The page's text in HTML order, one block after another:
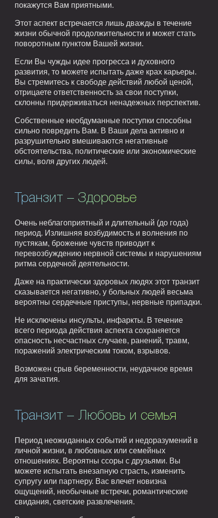
покажутся Вам приятными.
Этот аспект встречается лишь дважды в течение
жизни обычной продолжительности и может стать
поворотным пунктом Вашей жизни.
Если Вы чужды идее прогресса и духовного
развития, то можете испытать даже крах карьеры.
Вы стремитесь к свободе действий любой ценой,
отрицаете ответственность за свои поступки,
склонны придерживаться ненадежных перспектив.
Собственные необдуманные поступки способны
сильно повредить Вам. В Ваши дела активно и
разрушительно вмешиваются негативные
обстоятельства, политические или экономические
силы, воля других людей.
Транзит – Здоровье
Очень неблагоприятный и длительный (до года)
период. Излишняя возбудимость и волнения по
пустякам, брожение чувств приводит к
перевозбуждению нервной системы и нарушениям
ритма сердечной деятельности.
Даже на практически здоровых людях этот транзит
сказывается негативно, у больных людей весьма
вероятны сердечные приступы, нервные припадки.
Не исключены инсульты, инфаркты. В течение
всего периода действия аспекта сохраняется
опасность несчастных случаев, ранений, травм,
поражений электрическим током, взрывов.
Возможен срыв беременности, неудачное время
для зачатия.
Транзит – Любовь и семья
Период неожиданных событий и недоразумений в
личной жизни, в любовных или семейных
отношениях. Вероятны ссоры с друзьями. Вы
можете испытать внезапную страсть, изменить
супругу или партнеру. Вас влечет новизна
ощущений, необычные встречи, романтические
свидания, светские развлечения.